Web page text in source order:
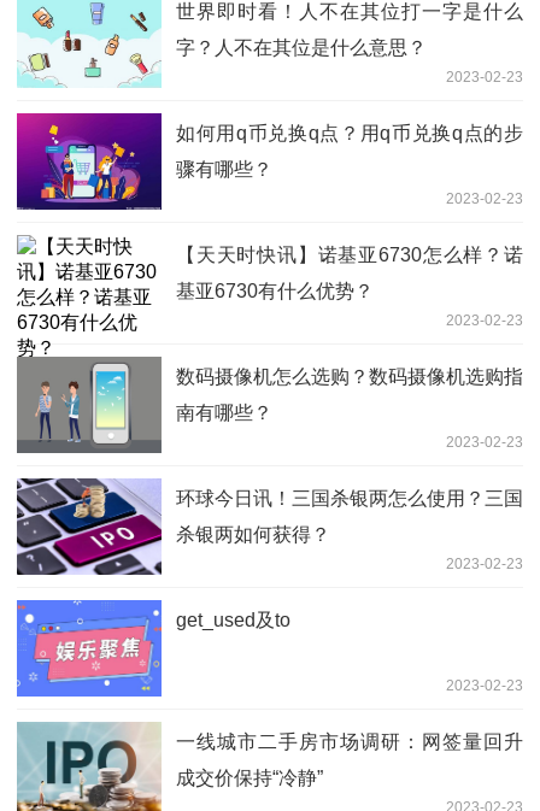
世界即时看！人不在其位打一字是什么
字？人不在其位是什么意思？
2023-02-23
如何用q币兑换q点？用q币兑换q点的步
骤有哪些？
2023-02-23
【天天时快讯】诺基亚6730怎么样？诺
基亚6730有什么优势？
2023-02-23
数码摄像机怎么选购？数码摄像机选购指
南有哪些？
2023-02-23
环球今日讯！三国杀银两怎么使用？三国
杀银两如何获得？
2023-02-23
get_used及to
2023-02-23
一线城市二手房市场调研：网签量回升
成交价保持“冷静”
2023-02-23